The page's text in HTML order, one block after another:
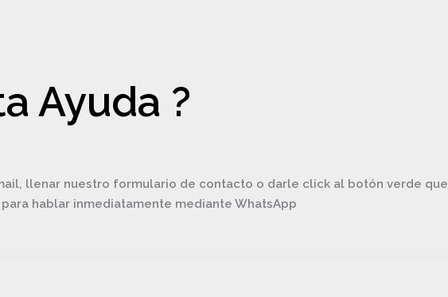
Ayuda ?
llenar nuestro formulario de contacto o darle click al botón verde que
hablar inmediatamente mediante WhatsApp